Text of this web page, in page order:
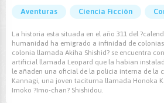
Aventuras Ciencia Ficción
La historia esta situada en el año 311 del
humanidad ha emigrado a infinidad de
colonia llamada Akiha Shishid? se encuentra
artificial llamada Leopard que la habian
le añaden una oficial de la policia interna de la
Kannagi, una joven taciturna llamada Honoka
Imoko ?Imo-chan? Shishidou.